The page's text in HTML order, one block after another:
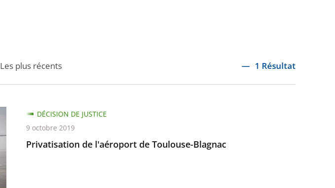
Les plus récents 1 Résultat
Privatisation de l'aéroport de Toulouse-Blagnac
DÉCISION DE JUSTICE
9 octobre 2019